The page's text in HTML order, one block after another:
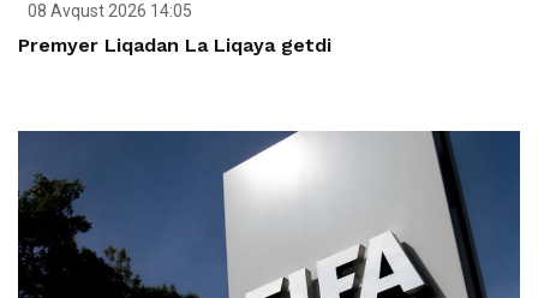
08 Avqust 2026 14:05
Premyer Liqadan La Liqaya getdi